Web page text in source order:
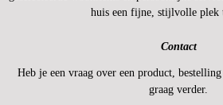
huis een fijne, stijlvolle plek
Contact
Heb je een vraag over een product,
graag verder.